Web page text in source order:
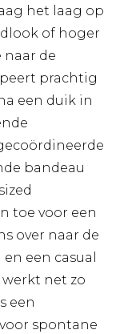
het laag op
of hoger
naar de
prachtig
een duik in
bandeau
toe voor een
over naar de
een casual
net zo
een
spontane